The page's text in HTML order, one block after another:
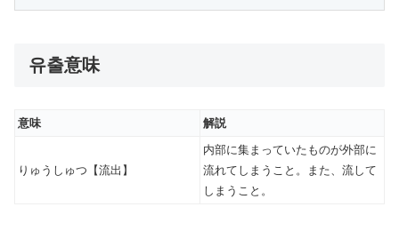
유출意味
意味 解説
りゅうしゅつ【流出】
内部に集まっていたものが外部に
流れてしまうこと。また、流して
しまうこと。